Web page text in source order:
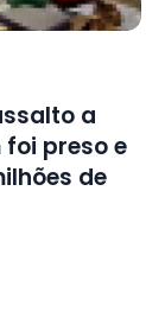
a
preso e
de